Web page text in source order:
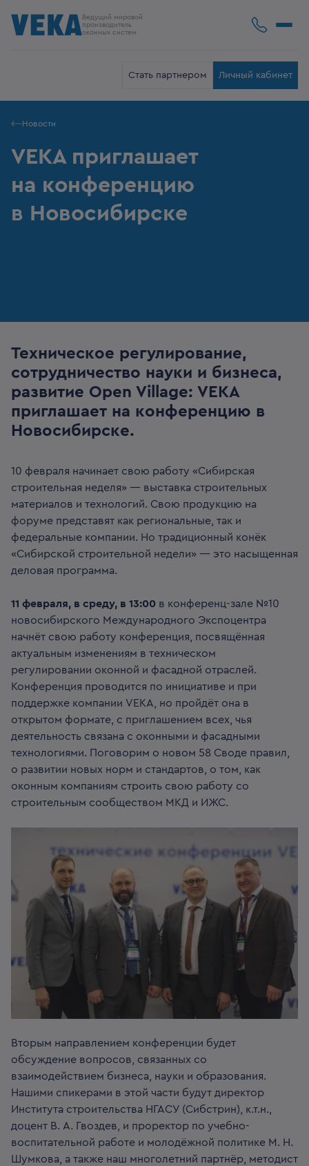
Ведущий мировой
производитель
оконных систем
Стать партнером Личный кабинет
Новости
VEKA приглашает
на конференцию
в Новосибирске
Техническое регулирование,
сотрудничество науки и бизнеса,
развитие Open Village: VEKA
приглашает на конференцию в
Новосибирске.
10 февраля начинает свою работу «Сибирская
строительная неделя» — выставка строительных
материалов и технологий. Свою продукцию на
форуме представят как региональные, так и
федеральные компании. Но традиционный конёк
«Сибирской строительной недели» — это насыщенная
деловая программа.
11 февраля, в среду, в 13:00 в конференц-зале №10
новосибирского Международного Экспоцентра
начнёт свою работу конференция, посвящённая
актуальным изменениям в техническом
регулировании оконной и фасадной отраслей.
Конференция проводится по инициативе и при
поддержке компании VEKA, но пройдёт она в
открытом формате, с приглашением всех, чья
деятельность связана с оконными и фасадными
технологиями. Поговорим о новом 58 Своде правил,
о развитии новых норм и стандартов, о том, как
оконным компаниям строить свою работу со
строительным сообществом МКД и ИЖС.
Вторым направлением конференции будет
обсуждение вопросов, связанных со
взаимодействием бизнеса, науки и образования.
Нашими спикерами в этой части будут директор
Института строительства НГАСУ (Сибстрин), к.т.н.,
доцент В. А. Гвоздев, и проректор по учебно-
воспитательной работе и молодёжной политике М. Н.
Шумкова, а также наш многолетний партнёр, методист